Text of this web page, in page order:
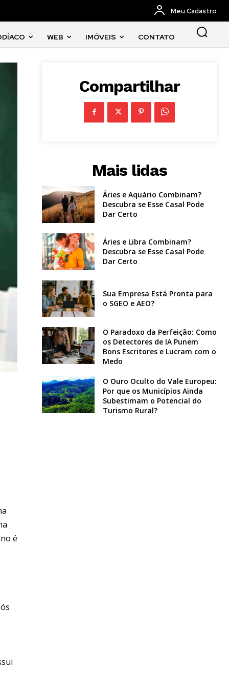
Meu Cadastro
WEB IMÓVEIS CONTATO
é
Compartilhar
Mais lidas
Áries e Aquário Combinam?
Descubra se Esse Casal Pode
Dar Certo
Áries e Libra Combinam?
Descubra se Esse Casal Pode
Dar Certo
Sua Empresa Está Pronta para
o SGEO e AEO?
O Paradoxo da Perfeição: Como
os Detectores de IA Punem
Bons Escritores e Lucram com o
Medo
O Ouro Oculto do Vale Europeu:
Por que os Municípios Ainda
Subestimam o Potencial do
Turismo Rural?